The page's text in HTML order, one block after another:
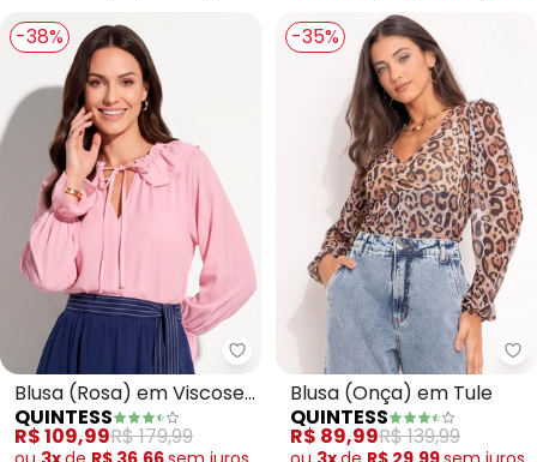
-38%
Quintess - Blusa (Rosa) em
Blusa (Rosa) em Viscose
Plana
QUINTESS
R$ 109,99R$ 179,99
-35%
Blusa (Onça) em Tule
QUINTESS
R$ 89,99R$ 139,99